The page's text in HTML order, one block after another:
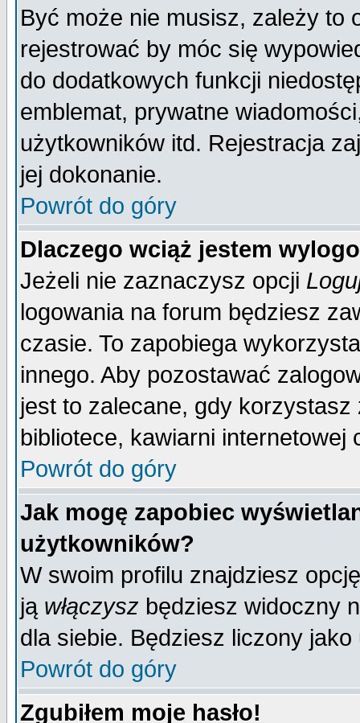
Być może nie musisz, zależy to
rejestrować by móc się
do dodatkowych funkcji
emblemat, prywatne
użytkowników itd. Rejestracja
jej dokonanie.
Powrót do góry
Dlaczego wciąż jestem
Jeżeli nie zaznaczysz opcji
logowania na forum będziesz
czasie. To zapobiega
innego. Aby pozostawać
jest to zalecane, gdy
bibliotece, kawiarni internetowej
Powrót do góry
Jak mogę zapobiec
użytkowników?
W swoim profilu znajdziesz
ją włączysz będziesz widoczny
dla siebie. Będziesz liczony
Powrót do góry
Zgubiłem moje hasło!